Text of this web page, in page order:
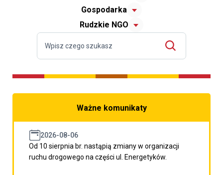
Gospodarka
Rudzkie NGO
Ważne komunikaty
2026-08-06
Od 10 sierpnia br. nastąpią zmiany w organizacji
ruchu drogowego na części ul. Energetyków.